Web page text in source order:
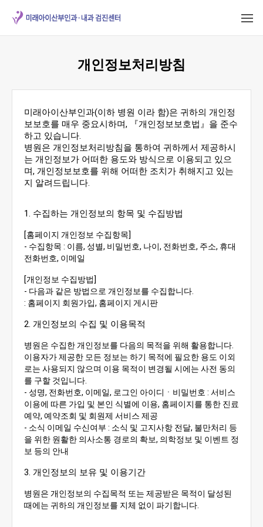
개인정보처리방침
미래아이산부인과(이하 병원 이라 함)은 귀하의 개인정
보보호를 매우 중요시하며, 『개인정보보호법』을 준수
하고 있습니다.
병원은 개인정보처리방침을 통하여 귀하께서 제공하시
는 개인정보가 어떠한 용도와 방식으로 이용되고 있으
며, 개인정보보호를 위해 어떠한 조치가 취해지고 있는
지 알려드립니다.
1. 수집하는 개인정보의 항목 및 수집방법
[홈페이지 개인정보 수집항목]
- 수집항목 : 이름, 성별, 비밀번호, 나이, 전화번호, 주소, 휴대
전화번호, 이메일
[개인정보 수집방법]
- 다음과 같은 방법으로 개인정보를 수집합니다.
: 홈페이지 회원가입, 홈페이지 게시판
2. 개인정보의 수집 및 이용목적
병원은 수집한 개인정보를 다음의 목적을 위해 활용합니다.
이용자가 제공한 모든 정보는 하기 목적에 필요한 용도 이외
로는 사용되지 않으며 이용 목적이 변경될 시에는 사전 동의
를 구할 것입니다.
- 성명, 전화번호, 이메일, 로그인 아이디ㆍ비밀번호 : 서비스
이용에 따른 가입 및 본인 식별에 이용, 홈페이지를 통한 진료
예약, 예약조회 및 회원제 서비스 제공
- 소식 이메일 수신여부 : 소식 및 고지사항 전달, 불만처리 등
을 위한 원활한 의사소통 경로의 확보, 의학정보 및 이벤트 정
보 등의 안내
3. 개인정보의 보유 및 이용기간
병원은 개인정보의 수집목적 또는 제공받은 목적이 달성된
때에는 귀하의 개인정보를 지체 없이 파기합니다.